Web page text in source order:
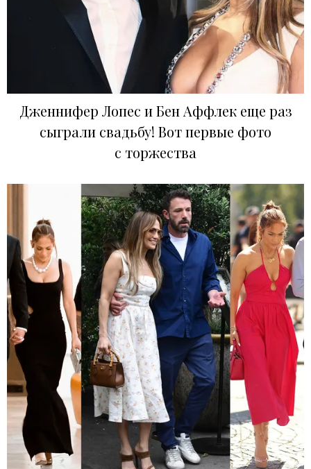
Дженнифер Лопес и Бен Аффлек еще раз
сыграли свадьбу! Вот первые фото
с торжества